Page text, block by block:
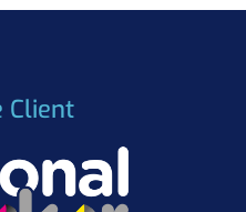
Client